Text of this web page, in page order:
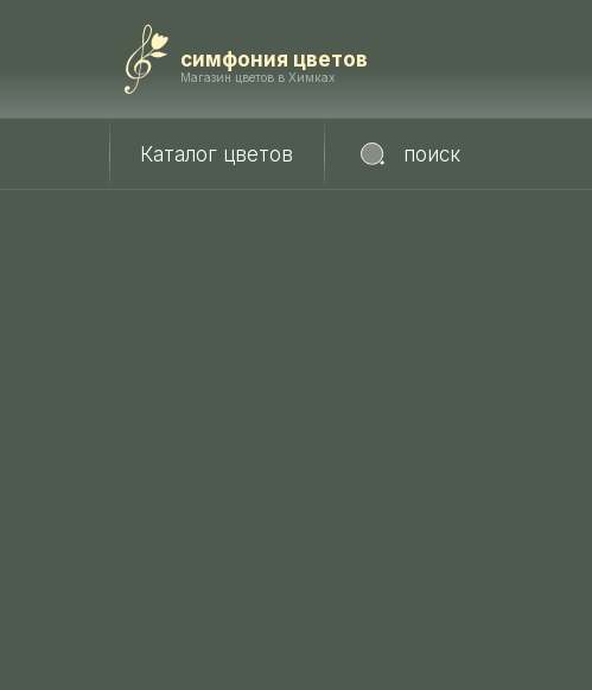
симфония цветов
Магазин цветов в Химках
Каталог цветов поиск